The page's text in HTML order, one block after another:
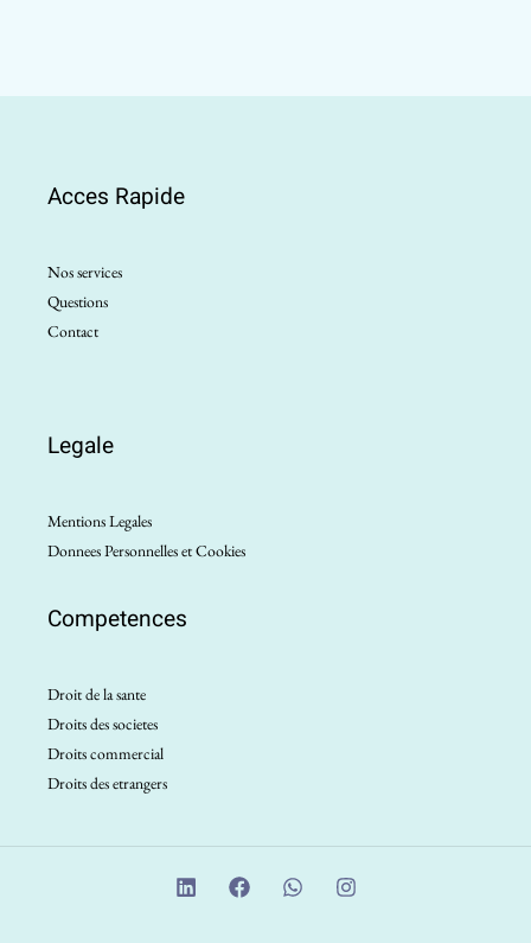
Acces Rapide
Nos services
Questions
Contact
Legale
Mentions Legales
Donnees Personnelles et Cookies
Competences
Droit de la sante
Droits des societes
Droits commercial
Droits des etrangers